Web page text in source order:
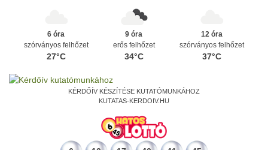
6 óra
szórványos felhőzet
27°C
9 óra
erős felhőzet
34°C
12 óra
szórványos felhőzet
37°C
KÉRDŐÍV KÉSZÍTÉSE KUTATÓMUNKÁHOZ
KUTATAS-KERDOIV.HU